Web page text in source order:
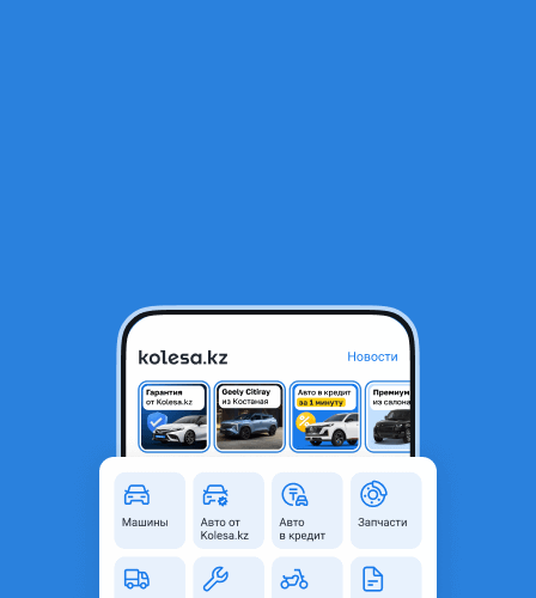
Daewoo Matiz 2012 года
Объявление находится в архиве и может быть